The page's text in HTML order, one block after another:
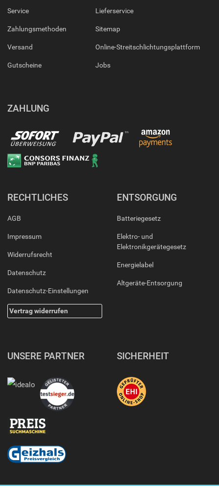
Service
Zahlungsmethoden
Versand
Gutscheine
Lieferservice
Sitemap
Online-Streitschlichtungsplattform
Jobs
ZAHLUNG
RECHTLICHES
AGB
Impressum
Widerrufsrecht
Datenschutz
Datenschutz-Einstellungen
Vertrag widerrufen
ENTSORGUNG
Batteriegesetz
Elektro- und
Elektronikgerätegesetz
Energielabel
Altgeräte-Entsorgung
UNSERE PARTNER SICHERHEIT